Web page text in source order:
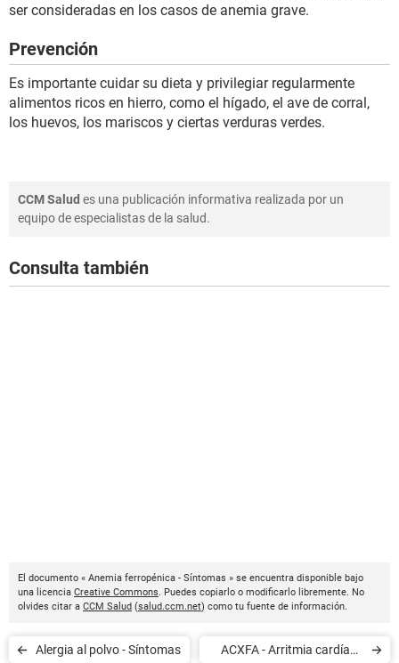
ser consideradas en los casos de anemia grave.
Prevención
Es importante cuidar su dieta y privilegiar regularmente
alimentos ricos en hierro, como el hígado, el ave de corral,
los huevos, los mariscos y ciertas verduras verdes.
CCM Salud es una publicación informativa realizada por un
equipo de especialistas de la salud.
Consulta también
El documento « Anemia ferropénica - Síntomas » se encuentra disponible bajo
una licencia Creative Commons. Puedes copiarlo o modificarlo libremente. No
olvides citar a CCM Salud (salud.ccm.net) como tu fuente de información.
Alergia al polvo - Síntomas ACXFA - Arritmia cardíaca